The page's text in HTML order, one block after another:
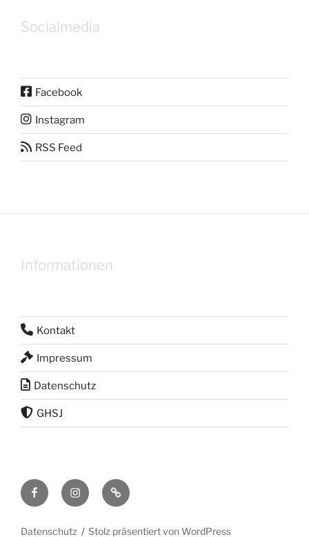
Socialmedia
Facebook
Instagram
RSS Feed
Informationen
Kontakt
Impressum
Datenschutz
GHSJ
FacebookInstagram
RSS
Datenschutz Stolz präsentiert von WordPress